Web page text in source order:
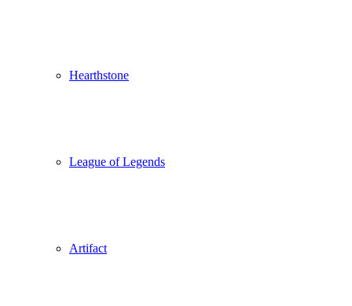
Hearthstone
League of Legends
Artifact